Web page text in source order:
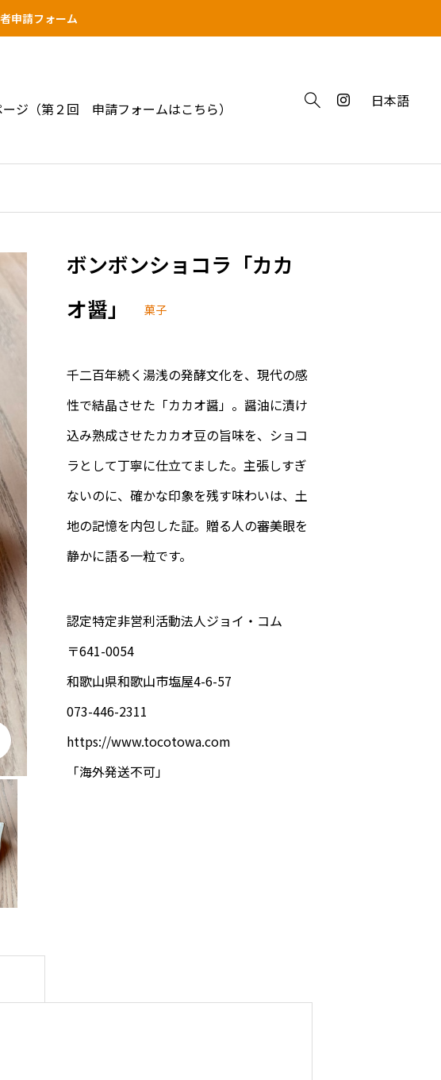
申請フォーム
ジ（第２回 申請フォームはこちら） 日本語
ボンボンショコラ「カカ
オ醤」
菓子
千二百年続く湯浅の発酵文化を、現代の感
性で結晶させた「カカオ醤」。醤油に漬け
込み熟成させたカカオ豆の旨味を、ショコ
ラとして丁寧に仕立てました。主張しすぎ
ないのに、確かな印象を残す味わいは、土
地の記憶を内包した証。贈る人の審美眼を
静かに語る一粒です。
認定特定非営利活動法人ジョイ・コム
〒641-0054
和歌山県和歌山市塩屋4-6-57
073-446-2311
https://www.tocotowa.com
「海外発送不可」